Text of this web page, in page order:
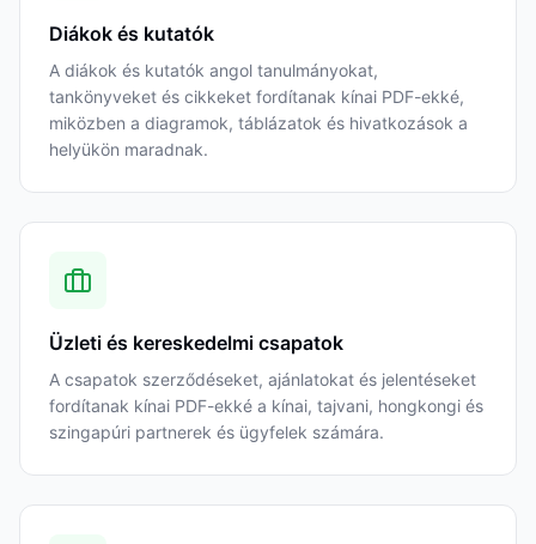
Diákok és kutatók
A diákok és kutatók angol tanulmányokat,
tankönyveket és cikkeket fordítanak kínai PDF-ekké,
miközben a diagramok, táblázatok és hivatkozások a
helyükön maradnak.
Üzleti és kereskedelmi csapatok
A csapatok szerződéseket, ajánlatokat és jelentéseket
fordítanak kínai PDF-ekké a kínai, tajvani, hongkongi és
szingapúri partnerek és ügyfelek számára.